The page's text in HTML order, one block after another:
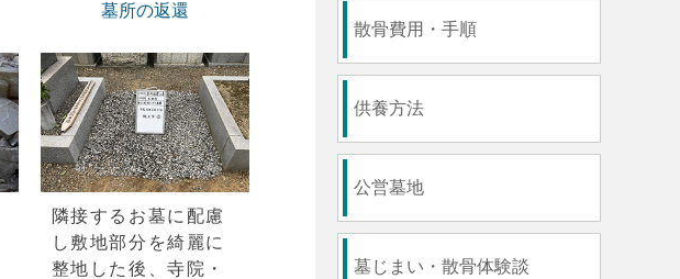
墓所の返還
隣接するお墓に配慮
し敷地部分を綺麗に
整地した後、寺院・
散骨費用・手順
供養方法
公営墓地
墓じまい・散骨体験談